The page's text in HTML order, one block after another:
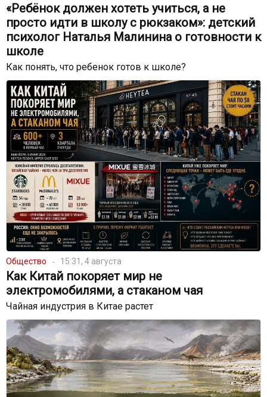
«Ребёнок должен хотеть учиться, а не
просто идти в школу с рюкзаком»: детский
психолог Наталья Малинина о готовности к
школе
Как понять, что ребенок готов к школе?
Общество 15:31, 4 августа
Как Китай покоряет мир не
электромобилями, а стаканом чая
Чайная индустрия в Китае растет